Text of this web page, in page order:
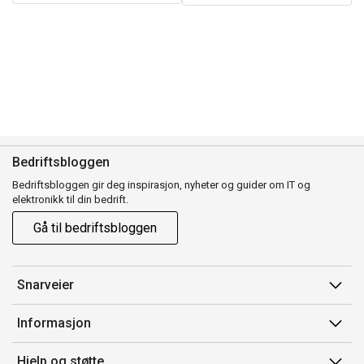
Bedriftsbloggen
Bedriftsbloggen gir deg inspirasjon, nyheter og guider om IT og
elektronikk til din bedrift.
Gå til bedriftsbloggen
Snarveier
Min side
Ordreoversikt
Informasjon
Salgsbetingelser